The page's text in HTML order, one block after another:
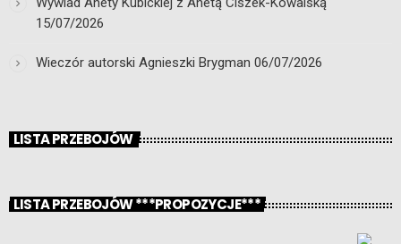
15/07/2026
Wieczór autorski Agnieszki Brygman 06/07/2026
LISTA PRZEBOJÓW
LISTA PRZEBOJÓW ***PROPOZYCJE***